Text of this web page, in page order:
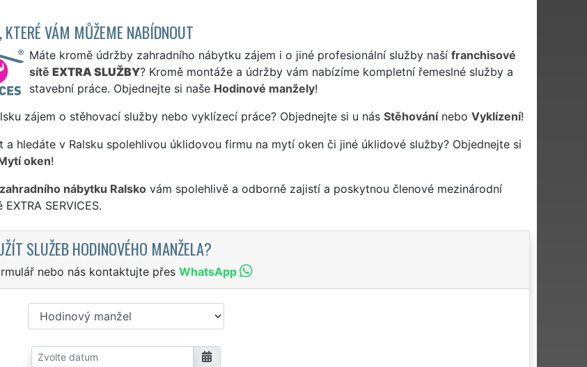
VÁM MŮŽEME NABÍDNOUT
Máte kromě údržby zahradního nábytku zájem i o jiné profesionální služby naší franchisové
sítě EXTRA SLUŽBY? Kromě montáže a údržby vám nabízíme kompletní řemeslné služby a
stavební práce. Objednejte si naše Hodinové manžely!
zájem o stěhovací služby nebo vyklízecí práce? Objednejte si u nás Stěhovánínebo Vyklízení!
a hledáte v Ralsku spolehlivou úklidovou firmu na mytí oken či jiné úklidové služby? Objednejte si
oken!
nábytku Ralskovám spolehlivě a odborně zajistí a poskytnou členové mezinárodní
SERVICES.
SLUŽEB HODINOVÉHO MANŽELA?
nebo nás kontaktujte přes WhatsApp